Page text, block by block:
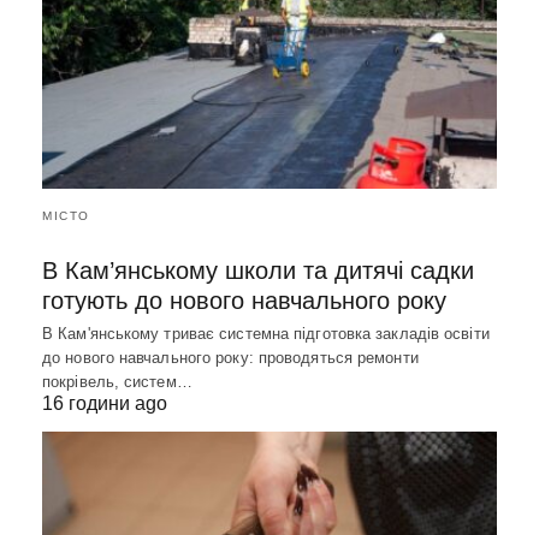
МІСТО
В Кам’янському школи та дитячі садки
готують до нового навчального року
В Кам'янському триває системна підготовка закладів освіти
до нового навчального року: проводяться ремонти
покрівель, систем…
16 години ago